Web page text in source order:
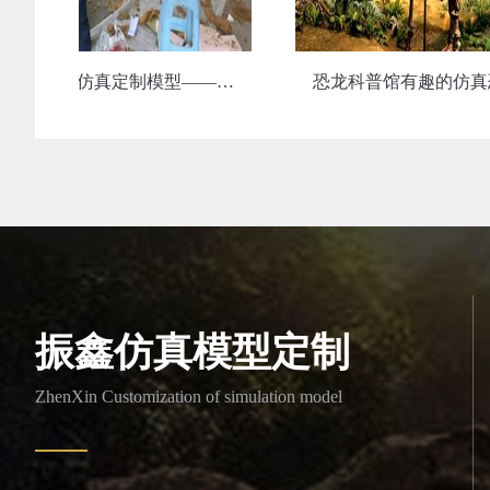
展会上的仿真定制模型——老人与牛 恐龙
振鑫仿真模型定制
ZhenXin Customization of simulation model